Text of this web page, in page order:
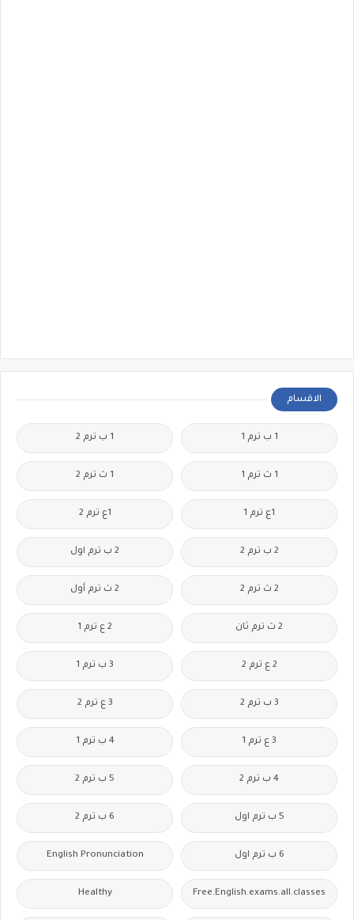
الاقسام
1 ب ترم 1 1 ب ترم 2
1 ث ترم 1 1 ث ترم 2
1ع ترم 1 1ع ترم 2
2 ب ترم 2 2 ب ترم اول
2 ث ترم 2 2 ث ترم أول
2 ث ترم ثان 2 ع ترم 1
2 ع ترم 2 3 ب ترم 1
3 ب ترم 2 3 ع ترم 2
3 ع ترم 1 4 ب ترم 1
4 ب ترم 2 5 ب ترم 2
5 ب ترم اول 6 ب ترم 2
6 ب ترم اول English Pronunciation
Free.English.exams.all.classes
Healthy